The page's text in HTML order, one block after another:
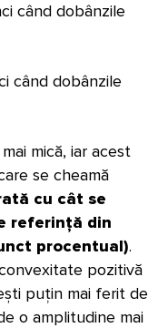
când dobânzile
când dobânzile
mică, iar acest
se cheamă
cu cât se
referință din
procentual).
pozitivă
puțin mai ferit de
o amplitudine mai